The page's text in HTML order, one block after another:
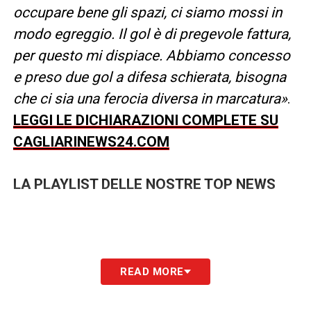
occupare bene gli spazi, ci siamo mossi in
modo egreggio. Il gol è di pregevole fattura,
per questo mi dispiace. Abbiamo concesso
e preso due gol a difesa schierata, bisogna
che ci sia una ferocia diversa in marcatura».
LEGGI LE DICHIARAZIONI COMPLETE SU
CAGLIARINEWS24.COM
LA PLAYLIST DELLE NOSTRE TOP NEWS
READ MORE